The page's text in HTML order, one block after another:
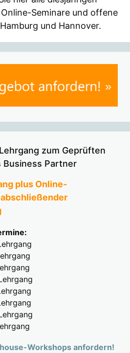
Seminare und offene
und Hannover.
zum Geprüften
Business Partner
plus Online-
Workshops anfordern!